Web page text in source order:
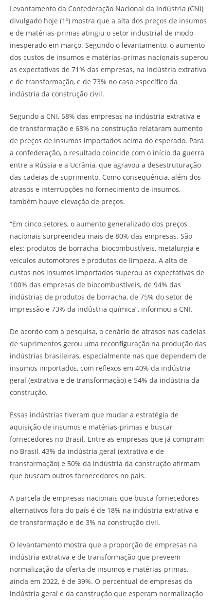
Levantamento da Confederação Nacional da Indústria (CNI)
divulgado hoje (1º) mostra que a alta dos preços de insumos
e de matérias-primas atingiu o setor industrial de modo
inesperado em março. Segundo o levantamento, o aumento
dos custos de insumos e matérias-primas nacionais superou
as expectativas de 71% das empresas, na indústria extrativa
e de transformação, e de 73% no caso específico da
indústria da construção civil.
Segundo a CNI, 58% das empresas na indústria extrativa e
de transformação e 68% na construção relataram aumento
de preços de insumos importados acima do esperado. Para
a confederação, o resultado coincide com o início da guerra
entre a Rússia e a Ucrânia, que agravou a desestruturação
das cadeias de suprimento. Como consequência, além dos
atrasos e interrupções no fornecimento de insumos,
também houve elevação de preços.
“Em cinco setores, o aumento generalizado dos preços
nacionais surpreendeu mais de 80% das empresas. São
eles: produtos de borracha, biocombustíveis, metalurgia e
veículos automotores e produtos de limpeza. A alta de
custos nos insumos importados superou as expectativas de
100% das empresas de biocombustíveis, de 94% das
indústrias de produtos de borracha, de 75% do setor de
impressão e 73% da indústria química”, informou a CNI.
De acordo com a pesquisa, o cenário de atrasos nas cadeias
de suprimentos gerou uma reconfiguração na produção das
indústrias brasileiras, especialmente nas que dependem de
insumos importados, com reflexos em 40% da indústria
geral (extrativa e de transformação) e 54% da indústria da
construção.
Essas indústrias tiveram que mudar a estratégia de
aquisição de insumos e matérias-primas e buscar
fornecedores no Brasil. Entre as empresas que já compram
no Brasil, 43% da indústria geral (extrativa e de
transformação) e 50% da indústria da construção afirmam
que buscam outros fornecedores no país.
A parcela de empresas nacionais que busca fornecedores
alternativos fora do país é de 18% na indústria extrativa e
de transformação e de 3% na construção civil.
O levantamento mostra que a proporção de empresas na
indústria extrativa e de transformação que preveem
normalização da oferta de insumos e matérias-primas,
ainda em 2022, é de 39%. O percentual de empresas da
indústria geral e da construção que esperam normalização